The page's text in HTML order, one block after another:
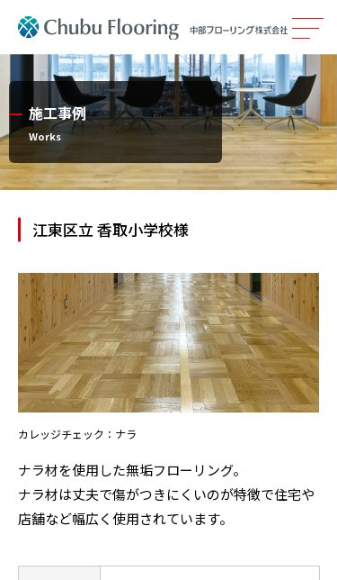
製品情報
カタログ
施工事例
メンテナンス
会社案内
採用情報
サステナビリティ
ニュース
お問い合わせ
施工事例
Works
江東区立 香取小学校様
カレッジチェック：ナラ
ナラ材を使用した無垢フローリング。
ナラ材は丈夫で傷がつきにくいのが特徴で住宅や
店舗など幅広く使用されています。